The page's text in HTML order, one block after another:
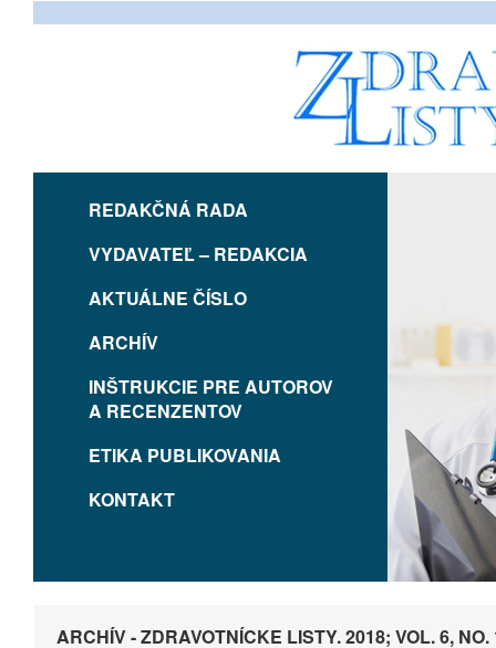
REDAKČNÁ RADA
VYDAVATEĽ – REDAKCIA
AKTUÁLNE ČÍSLO
ARCHÍV
INŠTRUKCIE PRE AUTOROV
A RECENZENTOV
ETIKA PUBLIKOVANIA
KONTAKT
ARCHÍV - ZDRAVOTNÍCKE LISTY. 2018; VOL. 6, NO.